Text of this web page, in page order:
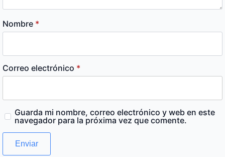
Nombre *
Correo electrónico *
Guarda mi nombre, correo electrónico y web en este
navegador para la próxima vez que comente.